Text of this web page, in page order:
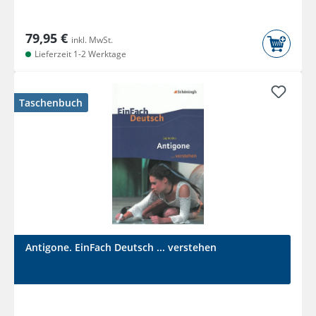
79,95 € inkl. MwSt.
Lieferzeit 1-2 Werktage
Taschenbuch
Antigone. EinFach Deutsch ... verstehen